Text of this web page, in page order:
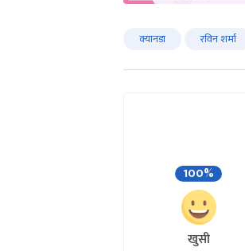
क्यानडा रविन शर्मा
100%
खुसी